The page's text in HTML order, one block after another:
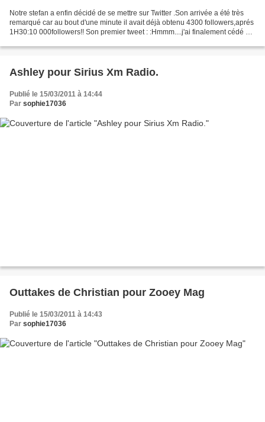
Notre stefan a enfin décidé de se mettre sur Twitter .Son arrivée a été très
remarqué car au bout d'une minute il avait déjà obtenu 4300 followers,aprés
1H30:10 000followers!! Son premier tweet : :Hmmm....j'ai finalement cédé au
Ashley pour Sirius Xm Radio.
Publié le 15/03/2011 à 14:44
Par sophie17036
Outtakes de Christian pour Zooey Mag
Publié le 15/03/2011 à 14:43
Par sophie17036